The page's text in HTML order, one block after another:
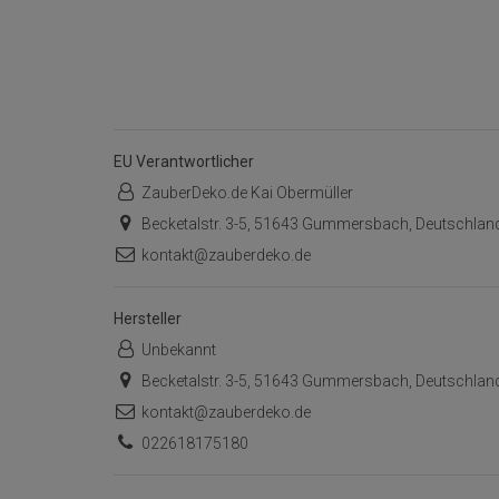
EU Verantwortlicher
ZauberDeko.de Kai Obermüller
Becketalstr. 3-5, 51643 Gummersbach,
kontakt@zauberdeko.de
Hersteller
Unbekannt
Becketalstr. 3-5, 51643 Gummersbach,
kontakt@zauberdeko.de
022618175180